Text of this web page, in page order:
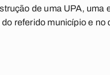
de uma UPA, uma
referido município e no